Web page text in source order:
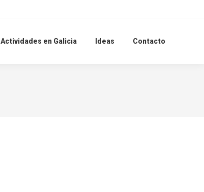
Actividades en Galicia Ideas Contacto